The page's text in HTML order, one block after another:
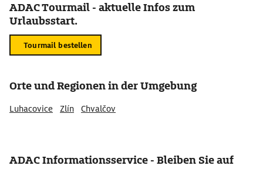
ADAC Tourmail - aktuelle Infos zum
Urlaubsstart.
Tourmail bestellen
Orte und Regionen in der Umgebung
Luhacovice Zlín Chvalčov
ADAC Informationsservice - Bleiben Sie auf